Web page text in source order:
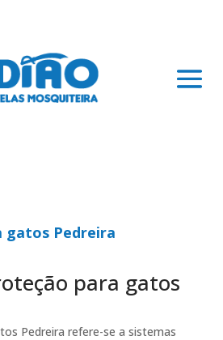
gatos Pedreira
para gatos
Pedreira refere-se a sistemas